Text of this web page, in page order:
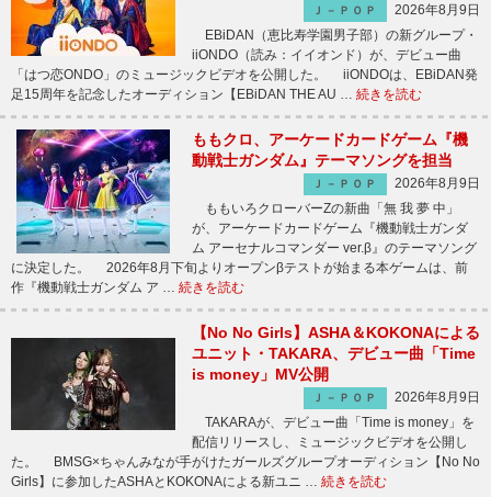
Ｊ－ＰＯＰ
2026年8月9日
EBiDAN（恵比寿学園男子部）の新グループ・
iiONDO（読み：イイオンド）が、デビュー曲
「はつ恋ONDO」のミュージックビデオを公開した。 iiONDOは、EBiDAN発
足15周年を記念したオーディション【EBiDAN THE AU … 続きを読む
ももクロ、アーケードカードゲーム『機
動戦士ガンダム』テーマソングを担当
Ｊ－ＰＯＰ
2026年8月9日
ももいろクローバーZの新曲「無 我 夢 中」
が、アーケードカードゲーム『機動戦士ガンダ
ム アーセナルコマンダー ver.β』のテーマソング
に決定した。 2026年8月下旬よりオープンβテストが始まる本ゲームは、前
作『機動戦士ガンダム ア … 続きを読む
【No No Girls】ASHA＆KOKONAによる
ユニット・TAKARA、デビュー曲「Time
is money」MV公開
Ｊ－ＰＯＰ
2026年8月9日
TAKARAが、デビュー曲「Time is money」を
配信リリースし、ミュージックビデオを公開し
た。 BMSG×ちゃんみなが手がけたガールズグループオーディション【No No
Girls】に参加したASHAとKOKONAによる新ユニ … 続きを読む